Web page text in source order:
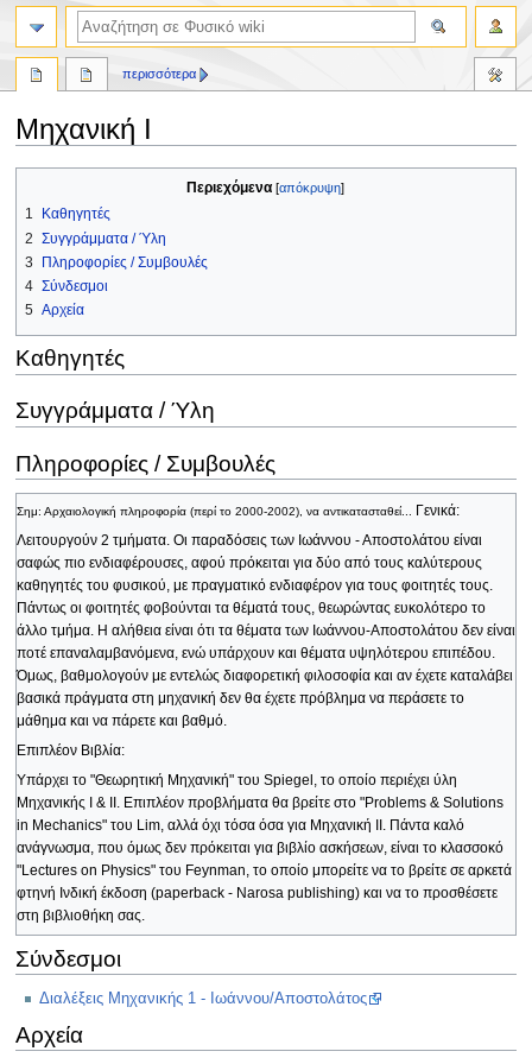
Μηχανική Ι
πλοήγηση
αναζήτηση
Περιεχόμενα
1
Καθηγητές
2 Συγγράμματα / Ύλη
3
Πληροφορίες / Συμβουλές
4 Σύνδεσμοι
5 Αρχεία
Καθηγητές
Συγγράμματα / Ύλη
Πληροφορίες / Συμβουλές
Σημ: Αρχαιολογική πληροφορία (περί το 2000-2002), να αντικατασταθεί...
Γενικά:
Λειτουργούν 2 τμήματα. Οι παραδόσεις των Ιωάννου - Αποστολάτου είναι
σαφώς πιο ενδιαφέρουσες, αφού πρόκειται για δύο από τους καλύτερους
καθηγητές του φυσικού, με πραγματικό ενδιαφέρον για τους φοιτητές τους.
Πάντως οι φοιτητές φοβούνται τα θέματά τους, θεωρώντας ευκολότερο το
άλλο τμήμα. Η αλήθεια είναι ότι τα θέματα των Ιωάννου-Αποστολάτου δεν είναι
ποτέ επαναλαμβανόμενα, ενώ υπάρχουν και θέματα υψηλότερου επιπέδου.
Όμως, βαθμολογούν με εντελώς διαφορετική φιλοσοφία και αν έχετε καταλάβει
βασικά πράγματα στη μηχανική δεν θα έχετε πρόβλημα να περάσετε το
μάθημα και να πάρετε και βαθμό.
Επιπλέον Βιβλία:
Υπάρχει το "Θεωρητική Μηχανική" του Spiegel, το οποίο περιέχει ύλη
Μηχανικής Ι & ΙΙ. Επιπλέον προβλήματα θα βρείτε στο "Problems & Solutions
in Mechanics" του Lim, αλλά όχι τόσα όσα για Μηχανική ΙΙ. Πάντα καλό
ανάγνωσμα, που όμως δεν πρόκειται για βιβλίο ασκήσεων, είναι το κλασσοκό
"Lectures on Physics" του Feynman, το οποίο μπορείτε να το βρείτε σε αρκετά
φτηνή Ινδική έκδοση (paperback - Narosa publishing) και να το προσθέσετε
στη βιβλιοθήκη σας.
Σύνδεσμοι
Διαλέξεις Μηχανικής 1 - Ιωάννου/Αποστολάτος
Αρχεία
περισσότερα